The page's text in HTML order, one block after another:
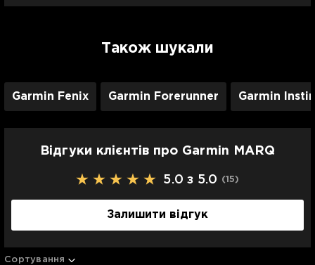
Також шукали
Garmin Fenix Garmin Forerunner Garmin
Відгуки клієнтів про Garmin MARQ
5.0 з 5.0 (15)
Залишити відгук
Сортування